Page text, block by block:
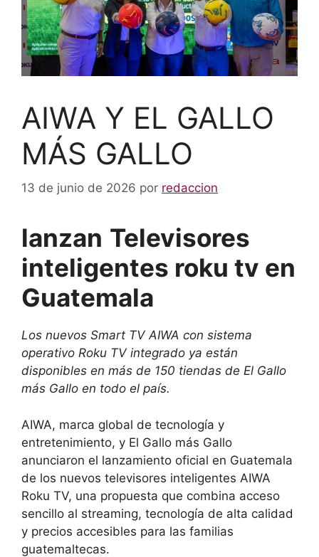
AIWA Y EL GALLO
MÁS GALLO
13 de junio de 2026 por redaccion
lanzan Televisores
inteligentes roku tv en
Guatemala
Los nuevos Smart TV AIWA con sistema
operativo Roku TV integrado ya están
disponibles en más de 150 tiendas de El Gallo
más Gallo en todo el país.
AIWA, marca global de tecnología y
entretenimiento, y El Gallo más Gallo
anunciaron el lanzamiento oficial en Guatemala
de los nuevos televisores inteligentes AIWA
Roku TV, una propuesta que combina acceso
sencillo al streaming, tecnología de alta calidad
y precios accesibles para las familias
guatemaltecas.